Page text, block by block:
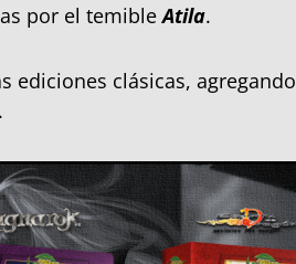
por el temibleAtila.
ediciones clásicas, agregando
.